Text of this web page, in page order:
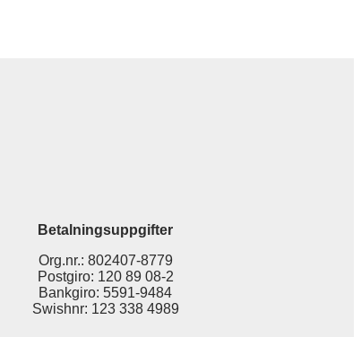
Betalningsuppgifter
Org.nr.: 802407-8779
Postgiro: 120 89 08-2
Bankgiro: 5591-9484
Swishnr: 123 338 4989